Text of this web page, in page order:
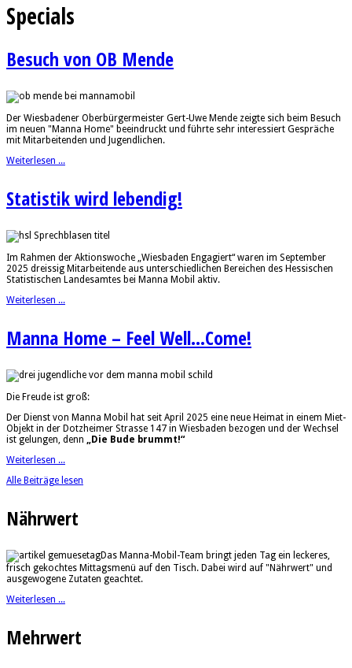
Specials
Besuch von OB Mende
Der Wiesbadener Oberbürgermeister Gert-Uwe Mende zeigte sich beim Besuch
im neuen "Manna Home" beeindruckt und führte sehr interessiert Gespräche
mit Mitarbeitenden und Jugendlichen.
Weiterlesen ...
Statistik wird lebendig!
Im Rahmen der Aktionswoche „Wiesbaden Engagiert“ waren im September
2025 dreissig Mitarbeitende aus unterschiedlichen Bereichen des Hessischen
Statistischen Landesamtes bei Manna Mobil aktiv.
Weiterlesen ...
Manna Home – Feel Well...Come!
Die Freude ist groß:
Der Dienst von Manna Mobil hat seit April 2025 eine neue Heimat in einem Miet-
Objekt in der Dotzheimer Strasse 147 in Wiesbaden bezogen und der Wechsel
ist gelungen, denn „Die Bude brummt!“
Weiterlesen ...
Alle Beiträge lesen
Nährwert
Das Manna-Mobil-Team bringt jeden Tag ein leckeres,
frisch gekochtes Mittagsmenü auf den Tisch. Dabei wird auf "Nährwert" und
ausgewogene Zutaten geachtet.
Weiterlesen ...
Mehrwert